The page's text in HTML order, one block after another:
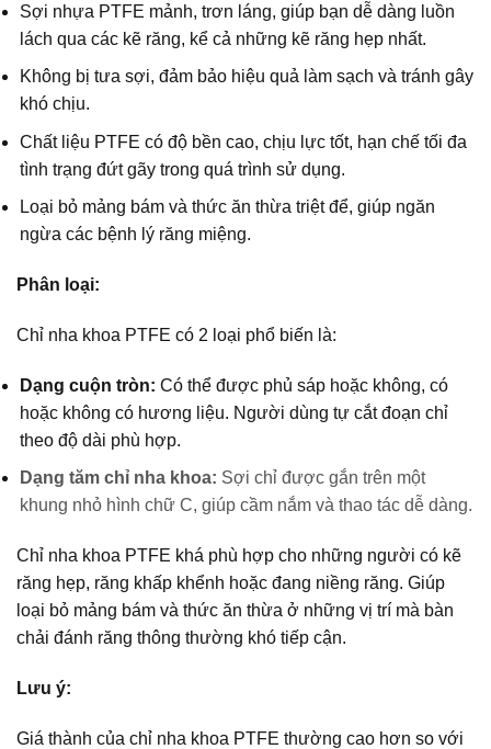
Sợi nhựa PTFE mảnh, trơn láng, giúp bạn dễ dàng luồn
lách qua các kẽ răng, kể cả những kẽ răng hẹp nhất.
Không bị tưa sợi, đảm bảo hiệu quả làm sạch và tránh gây
khó chịu.
Chất liệu PTFE có độ bền cao, chịu lực tốt, hạn chế tối đa
tình trạng đứt gãy trong quá trình sử dụng.
Loại bỏ mảng bám và thức ăn thừa triệt để, giúp ngăn
ngừa các bệnh lý răng miệng.
Phân loại:
Chỉ nha khoa PTFE có 2 loại phổ biến là:
Dạng cuộn tròn:Có thể được phủ sáp hoặc không, có
hoặc không có hương liệu. Người dùng tự cắt đoạn chỉ
theo độ dài phù hợp.
Dạng tăm chỉ nha khoa: Sợi chỉ được gắn trên một
khung nhỏ hình chữ C, giúp cầm nắm và thao tác dễ dàng.
Chỉ nha khoa PTFE khá phù hợp cho những người có kẽ
răng hẹp, răng khấp khểnh hoặc đang niềng răng. Giúp
loại bỏ mảng bám và thức ăn thừa ở những vị trí mà bàn
chải đánh răng thông thường khó tiếp cận.
Lưu ý:
Giá thành của chỉ nha khoa PTFE thường cao hơn so với